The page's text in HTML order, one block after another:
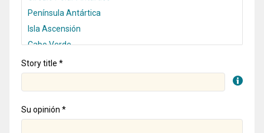
Story title *
Su opinión *